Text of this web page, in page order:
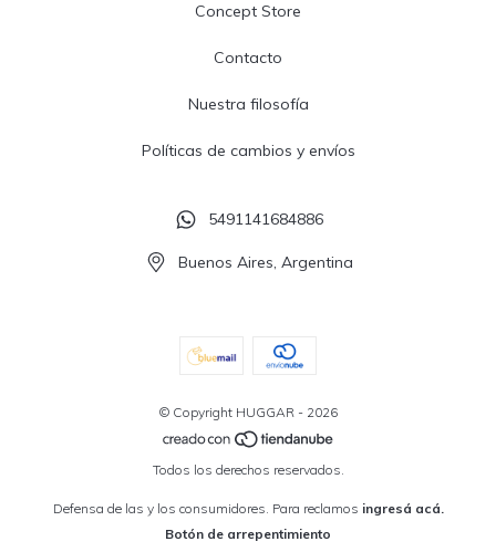
Concept Store
Contacto
Nuestra filosofía
Políticas de cambios y envíos
5491141684886
Buenos Aires, Argentina
© Copyright HUGGAR - 2026
Todos los derechos reservados.
Defensa de las y los consumidores. Para reclamos ingresá acá.
Botón de arrepentimiento